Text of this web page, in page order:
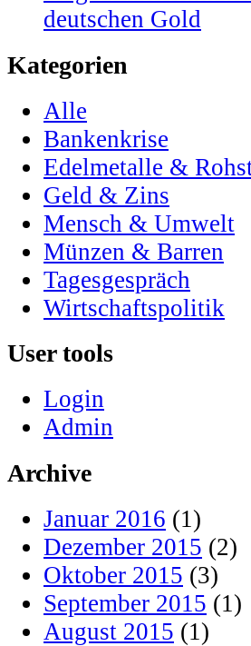
deutschen Gold
Kategorien
Alle
Bankenkrise
Edelmetalle &
Geld & Zins
Mensch & Umwelt
Münzen & Barren
Tagesgespräch
Wirtschaftspolitik
User tools
Login
Admin
Archive
Januar 2016 (1)
Dezember 2015 (2)
Oktober 2015 (3)
September 2015 (1)
August 2015 (1)